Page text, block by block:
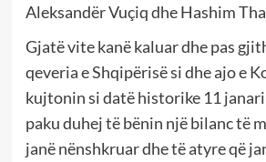
Aleksandër Vuçiq dhe Hashim
Gjatë vite kanë kaluar dhe pas
qeveria e Shqipërisë si dhe ajo e
kujtonin si datë historike 11
paku duhej të bënin një bilanc të
janë nënshkruar dhe të atyre që